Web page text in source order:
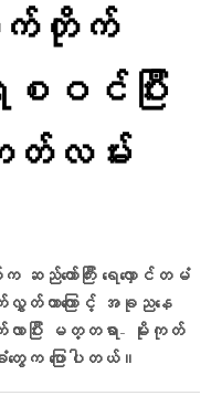
ဆက်တိုက်
ဝင်ပြီး
တ်လမ်း
ည်တော်ကြီး ရေလှောင်တမံ
လွှတ်တာကြောင့် အခု‌‌ညနေ
က်လာပြီး မတ္တရာ- မိုးကုတ်
ေက ပြောပါတယ်။